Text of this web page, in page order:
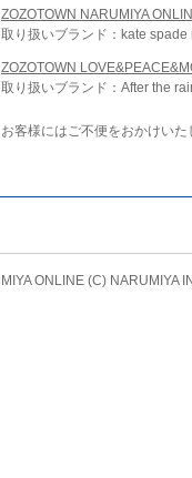
ZOZOTOWN NARUMIYA
取り扱いブランド：kate
ZOZOTOWN
取り扱いブランド：After the
お客様にはご不便をおかけい